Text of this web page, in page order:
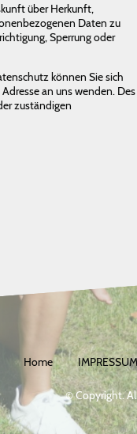
über Herkunft,
Daten zu
Sperrung oder
können Sie sich
an uns wenden. Des
zuständigen
Home IMPRESSUM
© Copyright.